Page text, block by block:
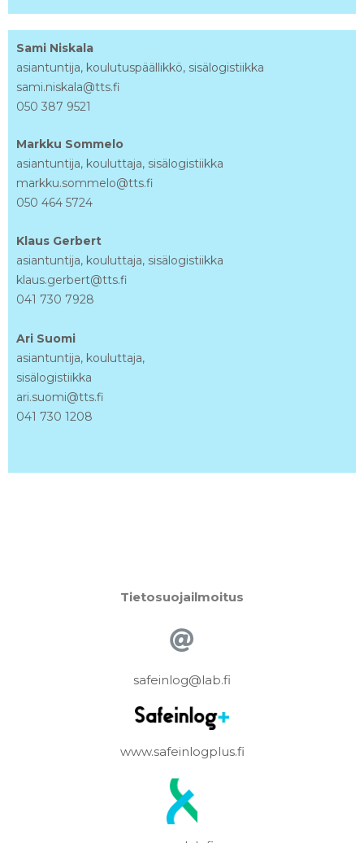
Sami Niskala
asiantuntija, koulutuspäällikkö, sisälogistiikka
sami.niskala@tts.fi
050 387 9521
Markku Sommelo
asiantuntija, kouluttaja, sisälogistiikka
markku.sommelo@tts.fi
050 464 5724
Klaus Gerbert
asiantuntija, kouluttaja, sisälogistiikka
klaus.gerbert@tts.fi
041 730 7928
Ari Suomi
asiantuntija, kouluttaja,
sisälogistiikka
ari.suomi@tts.fi
041 730 1208
Tietosuojailmoitus
safeinlog@lab.fi
www.safeinlogplus.fi